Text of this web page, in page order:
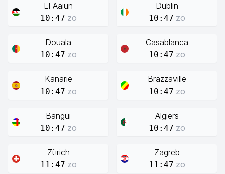
El Aaiun
10:47 zo
Dublin
10:47 zo
Douala
10:47 zo
Casablanca
10:47 zo
Kanarie
10:47 zo
Brazzaville
10:47 zo
Bangui
10:47 zo
Algiers
10:47 zo
Zürich
11:47 zo
Zagreb
11:47 zo